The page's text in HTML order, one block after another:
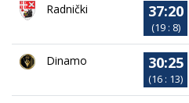
Radnički 37:20
(19 : 8)
Dinamo 30:25
(16 : 13)